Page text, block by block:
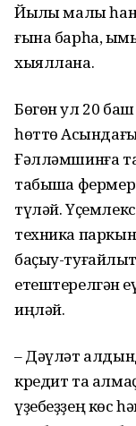
Йылҡы малы
ғына барһа,
хыяллана.
Бөгөн ул 20
һөттө
Ғәлләмшинға
табышҡа
түләй.
техника
баҫыу-
етештерелгән
иңләй.
– Дәүләт
кредит та
үҙе­беҙҙең көс